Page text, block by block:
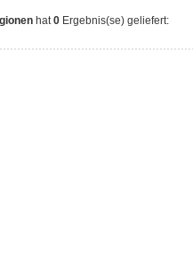
hat0 Ergebnis(se) geliefert: